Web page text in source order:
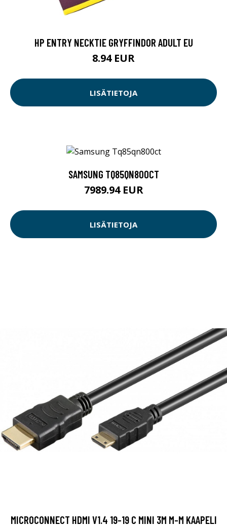
HP ENTRY NECKTIE GRYFFINDOR ADULT EU
8.94 EUR
LISÄTIETOJA
SAMSUNG TQ85QN800CT
7989.94 EUR
LISÄTIETOJA
MICROCONNECT HDMI V1.4 19-19 C MINI 3M M-M KAAPELI